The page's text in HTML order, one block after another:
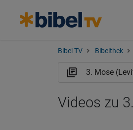
Bibel TV Bibelthek
Videos zu